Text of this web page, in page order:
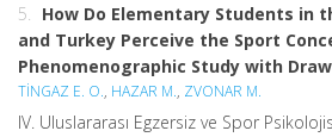
5.
How Do Elementary Students in
and Turkey Perceive the Sport
Phenomenographic Study with
TİNGAZ E. O., HAZAR M., ZVONAR M.
IV. Uluslararası Egzersiz ve Spor